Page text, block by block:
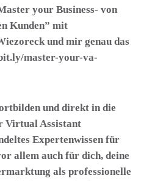
your Business- von
Kunden” mit
und mir genau das
master-your-va-
und direkt in die
Virtual Assistant
Expertenwissen für
allem auch für dich, deine
als professionelle